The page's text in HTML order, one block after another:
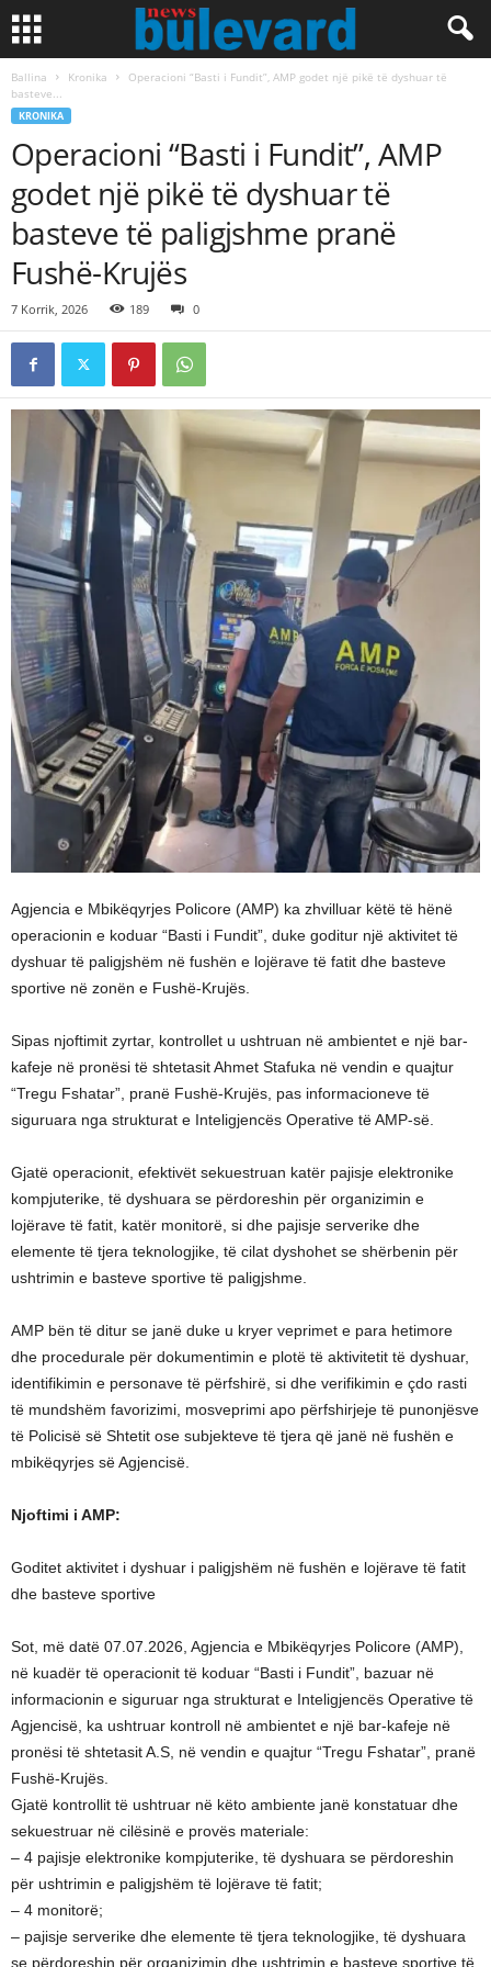
Ballina Kronika
Operacioni “Basti i Fundit”, AMP godet një pikë të dyshuar të
basteve...
KRONIKA
Operacioni “Basti i Fundit”, AMP
godet një pikë të dyshuar të
basteve të paligjshme pranë
Fushë-Krujës
7 Korrik, 2026 189 0
Agjencia e Mbikëqyrjes Policore (AMP) ka zhvilluar këtë të hënë
operacionin e koduar “Basti i Fundit”, duke goditur një aktivitet të
dyshuar të paligjshëm në fushën e lojërave të fatit dhe basteve
sportive në zonën e Fushë-Krujës.
Sipas njoftimit zyrtar, kontrollet u ushtruan në ambientet e një bar-
kafeje në pronësi të shtetasit Ahmet Stafuka në vendin e quajtur
“Tregu Fshatar”, pranë Fushë-Krujës, pas informacioneve të
siguruara nga strukturat e Inteligjencës Operative të AMP-së.
Gjatë operacionit, efektivët sekuestruan katër pajisje elektronike
kompjuterike, të dyshuara se përdoreshin për organizimin e
lojërave të fatit, katër monitorë, si dhe pajisje serverike dhe
elemente të tjera teknologjike, të cilat dyshohet se shërbenin për
ushtrimin e basteve sportive të paligjshme.
AMP bën të ditur se janë duke u kryer veprimet e para hetimore
dhe procedurale për dokumentimin e plotë të aktivitetit të dyshuar,
identifikimin e personave të përfshirë, si dhe verifikimin e çdo rasti
të mundshëm favorizimi, mosveprimi apo përfshirjeje të punonjësve
të Policisë së Shtetit ose subjekteve të tjera që janë në fushën e
mbikëqyrjes së Agjencisë.
Njoftimi i AMP:
Goditet aktivitet i dyshuar i paligjshëm në fushën e lojërave të fatit
dhe basteve sportive
Sot, më datë 07.07.2026, Agjencia e Mbikëqyrjes Policore (AMP),
në kuadër të operacionit të koduar “Basti i Fundit”, bazuar në
informacionin e siguruar nga strukturat e Inteligjencës Operative të
Agjencisë, ka ushtruar kontroll në ambientet e një bar-kafeje në
pronësi të shtetasit A.S, në vendin e quajtur “Tregu Fshatar”, pranë
Fushë-Krujës.
Gjatë kontrollit të ushtruar në këto ambiente janë konstatuar dhe
sekuestruar në cilësinë e provës materiale:
– 4 pajisje elektronike kompjuterike, të dyshuara se përdoreshin
për ushtrimin e paligjshëm të lojërave të fatit;
– 4 monitorë;
– pajisje serverike dhe elemente të tjera teknologjike, të dyshuara
se përdoreshin për organizimin dhe ushtrimin e basteve sportive të